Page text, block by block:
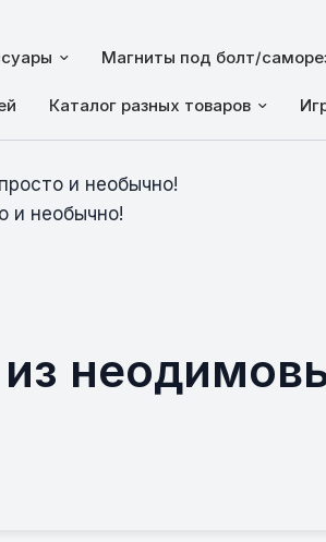
Магниты под болт/
Каталог разных товаров
и необычно!
и необычно!